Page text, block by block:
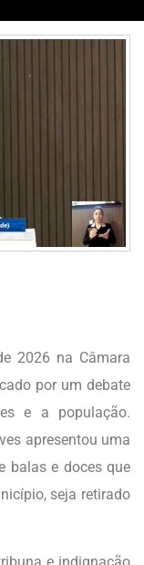
2026 na Câmara
por um debate
e a população.
apresentou uma
balas e doces que
seja retirado